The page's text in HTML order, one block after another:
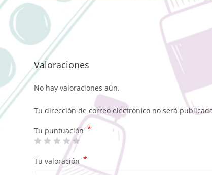
Valoraciones
No hay valoraciones aún.
Tu dirección de correo electrónico no será
Tu puntuación*
Tu valoración *